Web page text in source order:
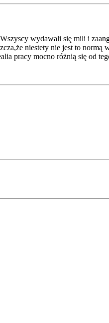
wydawali się mili i
niestety nie jest to
pracy mocno różnią się od